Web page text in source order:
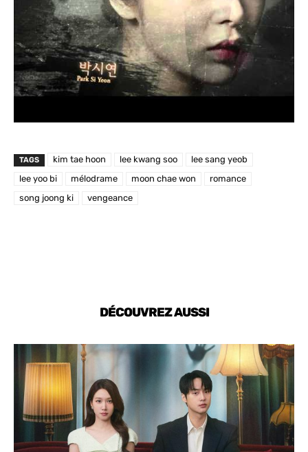
TAGS kim tae hoon lee kwang soo
lee sang yeob
lee yoo bi
mélodrame moon chae won
romance
song joong ki
vengeance
DÉCOUVREZ AUSSI